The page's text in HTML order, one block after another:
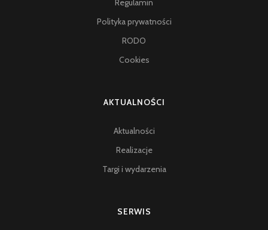
Regulamin
Polityka prywatności
RODO
Cookies
AKTUALNOŚCI
Aktualności
Realizacje
Targi i wydarzenia
SERWIS